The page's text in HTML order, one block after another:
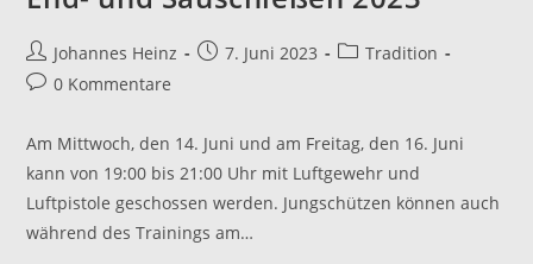
Beitrags-
Autor:
Johannes Heinz
Beitrag7. Juni 2023
Beitrags-
Tradition
Beitrags-
0 Kommentare
Am Mittwoch, den 14. Juni und am Freitag, den 16. Juni
kann von 19:00 bis 21:00 Uhr mit Luftgewehr und
Luftpistole geschossen werden. Jungschützen können auch
während des Trainings am…